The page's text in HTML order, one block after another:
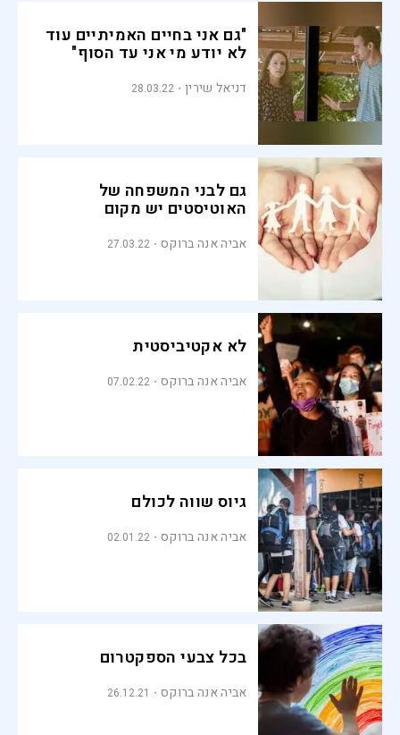
"גם אני בחיים האמיתיים עוד
לא יודע מי אני עד הסוף"
דניאל שירין 28.03.22
גם לבני המשפחה של
האוטיסטים יש מקום
אביה אנה ברוקס 27.03.22
לא אקטיביסטית
אביה אנה ברוקס 07.02.22
גיוס שווה לכולם
אביה אנה ברוקס 02.01.22
בכל צבעי הספקטרום
אביה אנה ברוקס 26.12.21